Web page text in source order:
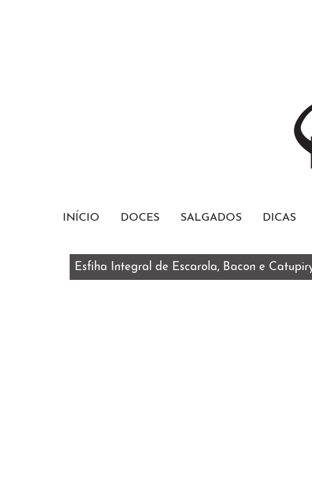
INÍCIO DOCES SALGADOS DICAS
Esfiha Integral de Escarola, Bacon e